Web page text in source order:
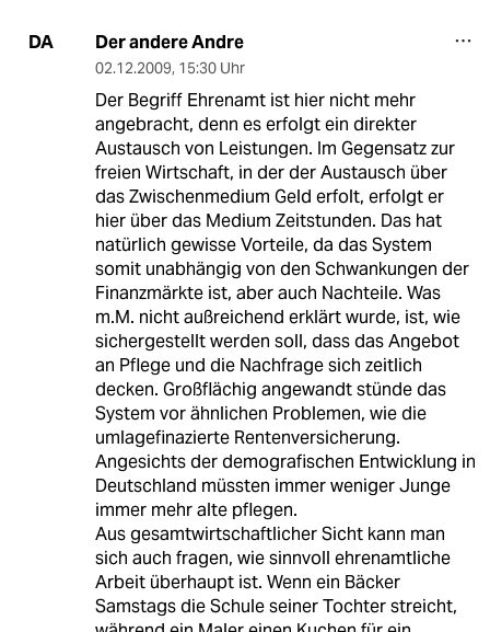
DA Der andere Andre
02.12.2009, 15:30 Uhr
Der Begriff Ehrenamt ist hier nicht mehr
angebracht, denn es erfolgt ein direkter
Austausch von Leistungen. Im Gegensatz zur
freien Wirtschaft, in der der Austausch über
das Zwischenmedium Geld erfolt, erfolgt er
hier über das Medium Zeitstunden. Das hat
natürlich gewisse Vorteile, da das System
somit unabhängig von den Schwankungen der
Finanzmärkte ist, aber auch Nachteile. Was
m.M. nicht außreichend erklärt wurde, ist, wie
sichergestellt werden soll, dass das Angebot
an Pflege und die Nachfrage sich zeitlich
decken. Großflächig angewandt stünde das
System vor ähnlichen Problemen, wie die
umlagefinazierte Rentenversicherung.
Angesichts der demografischen Entwicklung in
Deutschland müssten immer weniger Junge
immer mehr alte pflegen.
Aus gesamtwirtschaftlicher Sicht kann man
sich auch fragen, wie sinnvoll ehrenamtliche
Arbeit überhaupt ist. Wenn ein Bäcker
Samstags die Schule seiner Tochter streicht,